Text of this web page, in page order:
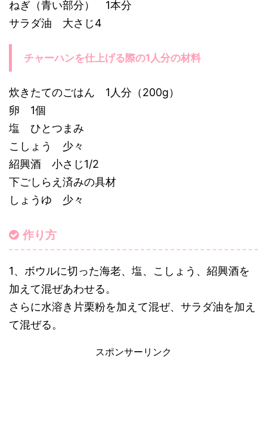
ねぎ（青い部分） 1本分
サラダ油 大さじ4
チャーハンを仕上げる際の1人分の材料
炊きたてのごはん 1人分（200g）
卵 1個
塩 ひとつまみ
こしょう 少々
紹興酒 小さじ1/2
下ごしらえ済みの具材
しょうゆ 少々
作り方
1、ボウルに切った海老、塩、こしょう、紹興酒を
加えて混ぜあわせる。
さらに水溶き片栗粉を加えて混ぜ、サラダ油を加え
て混ぜる。
スポンサーリンク